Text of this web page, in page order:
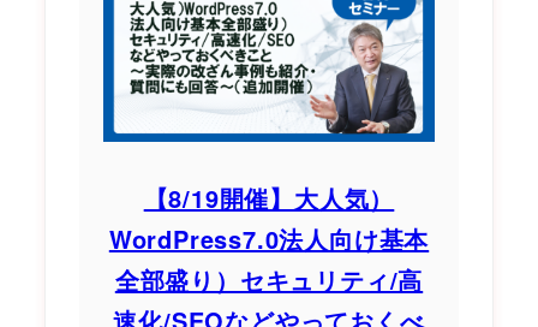
【8/19開催】大人気）
WordPress7.0法人向け基本
全部盛り）セキュリティ/高